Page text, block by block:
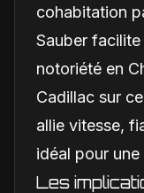
cohabitation
Sauber
notoriété en
Cadillac sur
allie vitesse,
idéal pour
Les